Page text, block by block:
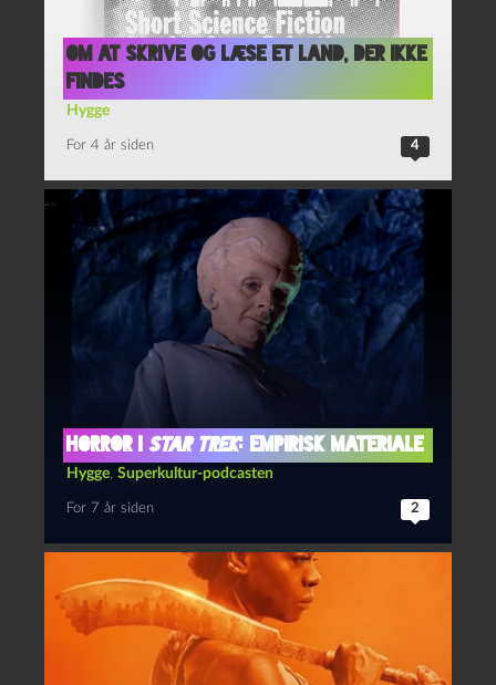
Om at skrive og læse et land, der ikke
findes
Hygge
For 4 år siden 4
Horror i Star Trek: Empirisk materiale
Hygge, Superkultur-podcasten
For 7 år siden 2